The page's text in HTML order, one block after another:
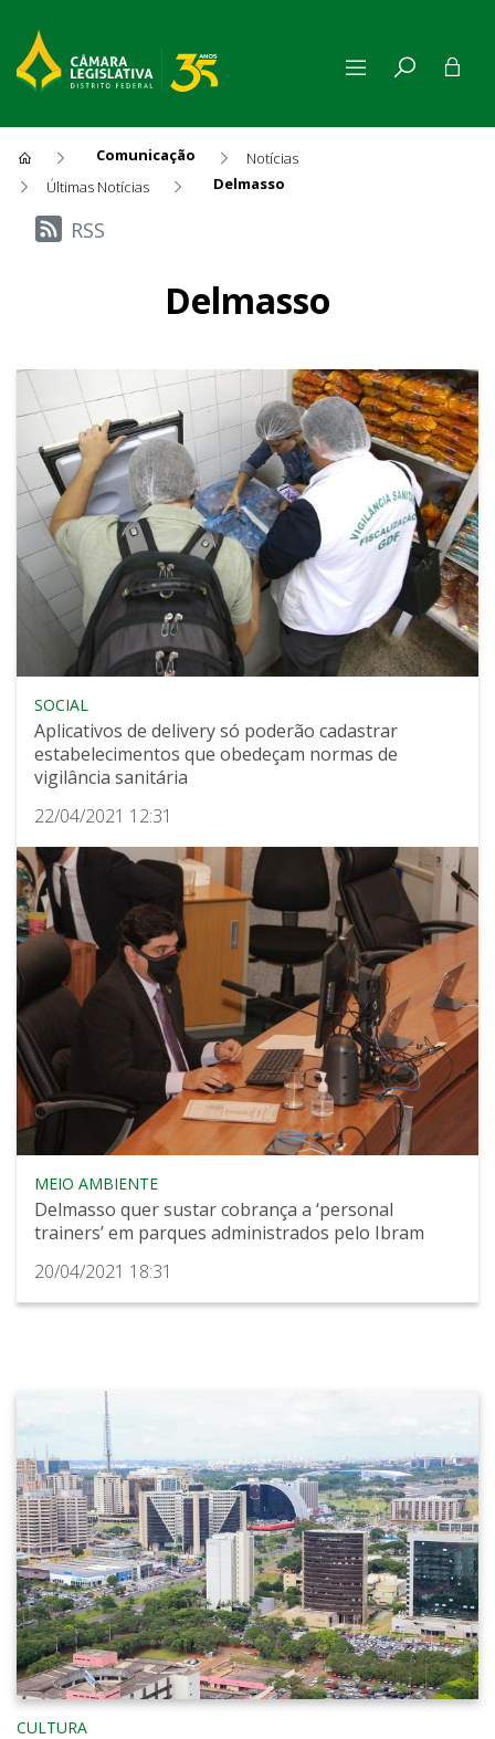
Comunicação
Notícias
Últimas Notícias
Delmasso
Últimas Notícias
RSS
Delmasso
SOCIAL
Aplicativos de delivery só poderão cadastrar
estabelecimentos que obedeçam normas de
vigilância sanitária
22/04/2021 12:31
MEIO AMBIENTE
Delmasso quer sustar cobrança a ‘personal
trainers’ em parques administrados pelo Ibram
20/04/2021 18:31
CULTURA